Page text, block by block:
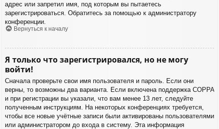
адрес или запретил имя, под которым вы пытаетесь
зарегистрироваться. Обратитесь за помощью к администратору
конференции.
Вернуться к началу
Я только что зарегистрировался, но не могу
войти!
Сначала проверьте свои имя пользователя и пароль. Если они
верны, то возможны два варианта. Если включена поддержка COPPA
и при регистрации вы указали, что вам менее 13 лет, следуйте
полученным инструкциям. На некоторых конференциях требуется,
чтобы все новые учётные записи были активированы пользователями
или администратором до входа в систему. Эта информация